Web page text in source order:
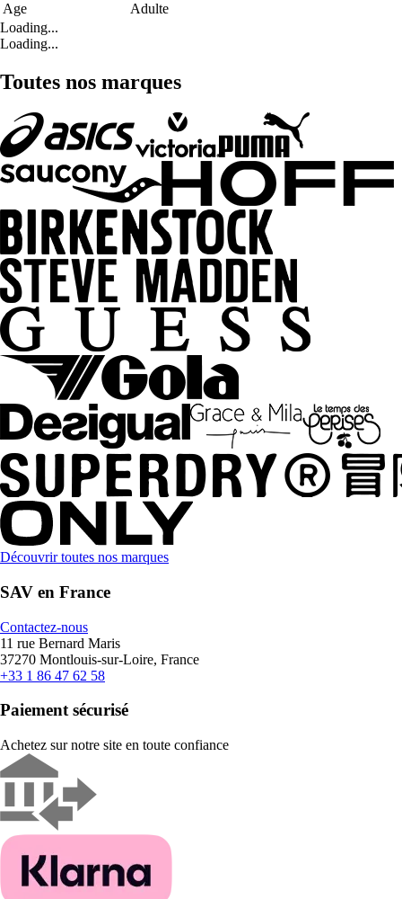
Age
Adulte
Loading...
Loading...
Toutes nos marques
Découvrir toutes nos marques
SAV en France
Contactez-nous
11 rue Bernard Maris
37270 Montlouis-sur-Loire, France
+33 1 86 47 62 58
Paiement sécurisé
Achetez sur notre site en toute confiance